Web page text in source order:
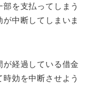
を支払ってしまう
中断してしまいま
経過している借金
効を中断させよう